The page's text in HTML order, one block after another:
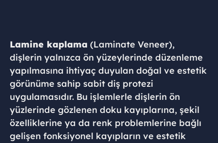
Lamine kaplama (Laminate Veneer),
dişlerin yalnızca ön yüzeylerinde düzenleme
yapılmasına ihtiyaç duyulan doğal ve estetik
görünüme sahip sabit diş protezi
uygulamasıdır. Bu işlemlerle dişlerin ön
yüzlerinde gözlenen doku kayıplarına, şekil
özelliklerine ya da renk problemlerine bağlı
gelişen fonksiyonel kayıpların ve estetik